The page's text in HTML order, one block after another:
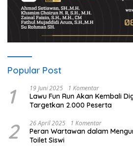
Popular Post
1 19 Juni 2025 1 Komentar
Lawu Fun Run Akan Kembali
Targetkan 2.000 Peserta
2 26 April 2025 1 Komentar
Peran Wartawan dalam
Toilet Siswi